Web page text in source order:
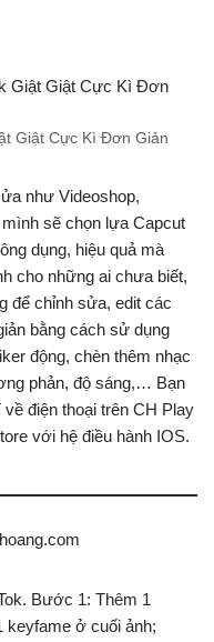
Giật Cực Kì Đơn Giản
như Videoshop,
sẽ chọn lựa Capcut
dụng, hiệu quả mà
cho những ai chưa biết,
để chỉnh sửa, edit các
bằng cách sử dụng
động, chèn thêm nhạc
phản, độ sáng,… Bạn
điện thoại trên CH Play
với hệ điều hành IOS.
Bước 1: Thêm 1
keyfame ở cuối ảnh;